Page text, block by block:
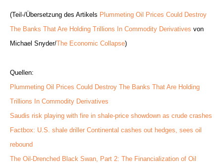
(Teil-/Übersetzung des Artikels Plummeting Oil Prices Could Destroy
The Banks That Are Holding Trillions In Commodity Derivatives von
Michael Snyder/The Economic Collapse)
Quellen:
Plummeting Oil Prices Could Destroy The Banks That Are Holding
Trillions In Commodity Derivatives
Saudis risk playing with fire in shale-price showdown as crude crashes
Factbox: U.S. shale driller Continental cashes out hedges, sees oil
rebound
The Oil-Drenched Black Swan, Part 2: The Financialization of Oil